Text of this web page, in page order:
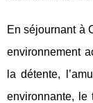
En séjournant à
environnement
la détente,
environnante, le